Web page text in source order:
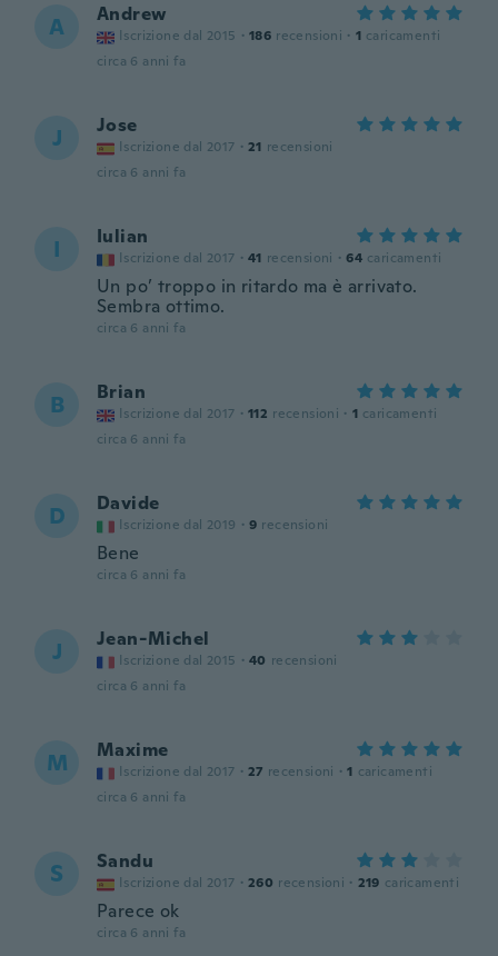
A Andrew
Iscrizione dal 2015 · 186 recensioni · 1 caricamenti
circa 6 anni fa
J Jose
Iscrizione dal 2017 · 21 recensioni
circa 6 anni fa
I Iulian
Iscrizione dal 2017 · 41 recensioni · 64 caricamenti
Un po’ troppo in ritardo ma è arrivato.
Sembra ottimo.
circa 6 anni fa
B Brian
Iscrizione dal 2017 · 112 recensioni · 1 caricamenti
circa 6 anni fa
D Davide
Iscrizione dal 2019 · 9 recensioni
Bene
circa 6 anni fa
J Jean-Michel
Iscrizione dal 2015 · 40 recensioni
circa 6 anni fa
M Maxime
Iscrizione dal 2017 · 27 recensioni · 1 caricamenti
circa 6 anni fa
S Sandu
Iscrizione dal 2017 · 260 recensioni · 219 caricamenti
Parece ok
circa 6 anni fa